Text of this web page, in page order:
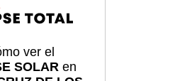
ver el
SOLAR en